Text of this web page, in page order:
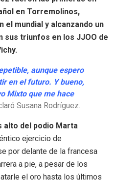
en Torremolinos,
el mundial y alcanzando un
triunfos en los JJOO de
aunque espero
en el futuro. Y bueno,
Mixto que me hace
Susana Rodríguez.
alto del podio Marta
ejercicio de
por delante de la francesa
a pie, a pesar de los
el oro hasta los últimos